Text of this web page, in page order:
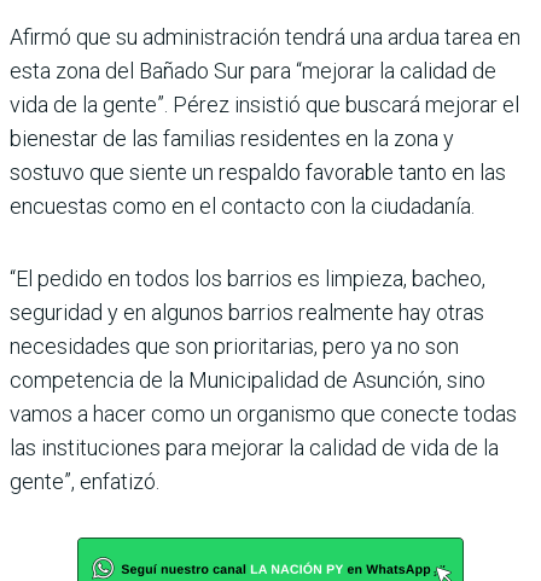
Afirmó que su administración tendrá una ardua tarea en
esta zona del Bañado Sur para “mejorar la calidad de
vida de la gente”. Pérez insistió que buscará mejorar el
bienestar de las familias residentes en la zona y
sostuvo que siente un respaldo favorable tanto en las
encuestas como en el contacto con la ciudadanía.
“El pedido en todos los barrios es limpieza, bacheo,
seguridad y en algunos barrios realmente hay otras
necesidades que son prioritarias, pero ya no son
competencia de la Municipalidad de Asunción, sino
vamos a hacer como un organismo que conecte todas
las instituciones para mejorar la calidad de vida de la
gente”, enfatizó.